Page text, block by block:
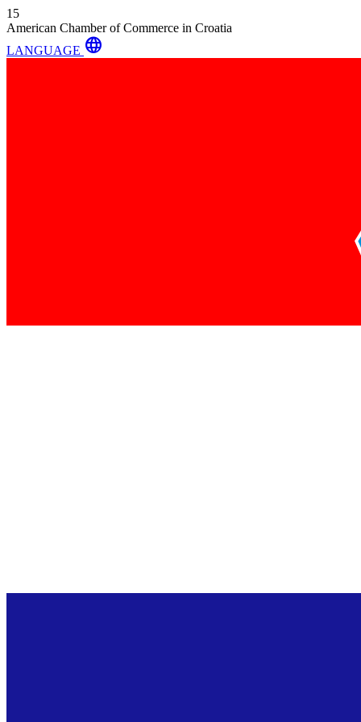
15
American Chamber of Commerce in Croatia
LANGUAGE language